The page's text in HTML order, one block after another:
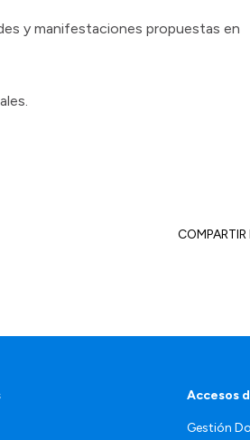
y manifestaciones propuestas en
COMPARTIR
Accesos
Gestión